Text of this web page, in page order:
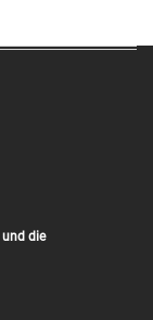
und die